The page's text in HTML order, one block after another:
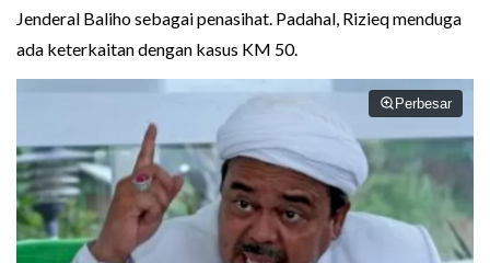
Jenderal Baliho sebagai penasihat. Padahal, Rizieq menduga
ada keterkaitan dengan kasus KM 50.
Perbesar